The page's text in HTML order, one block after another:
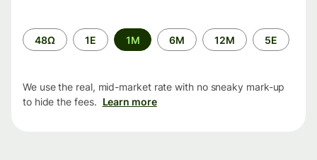
Time
period
48Ω 1Ε 1M 6M 12M 5Ε
We use the real, mid-market rate with no sneaky mark-up
to hide the fees. Learn more